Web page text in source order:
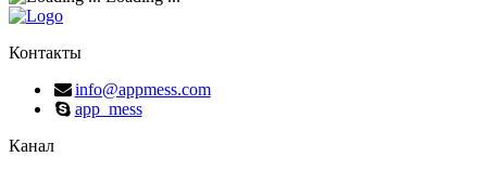
Контакты
info@appmess.com
app_mess
Канал